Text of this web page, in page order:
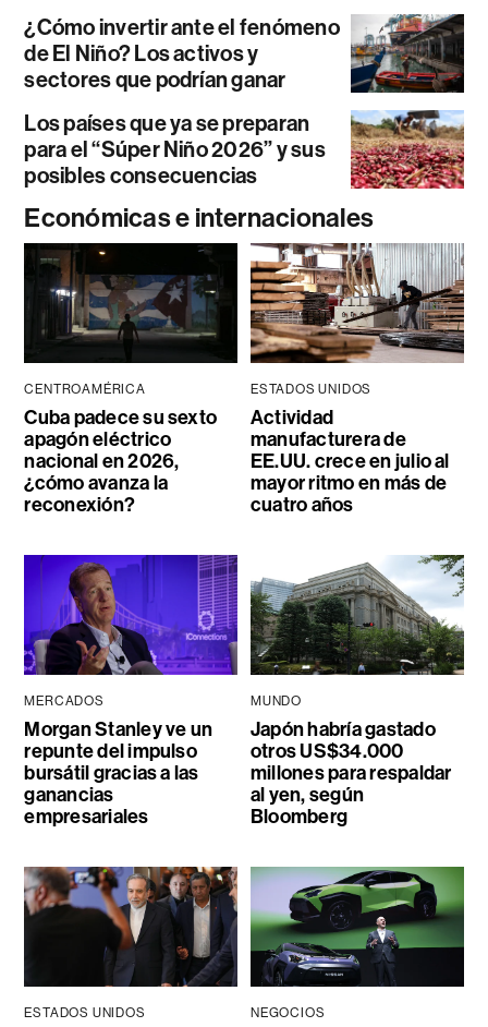
¿Cómo invertir ante el fenómeno
de El Niño? Los activos y
sectores que podrían ganar
Los países que ya se preparan
para el “Súper Niño 2026” y sus
posibles consecuencias
Económicas e internacionales
CENTROAMÉRICA
Cuba padece su sexto
apagón eléctrico
nacional en 2026,
¿cómo avanza la
reconexión?
ESTADOS UNIDOS
Actividad
manufacturera de
EE.UU. crece en julio al
mayor ritmo en más de
cuatro años
MERCADOS
Morgan Stanley ve un
repunte del impulso
bursátil gracias a las
ganancias
empresariales
MUNDO
Japón habría gastado
otros US$34.000
millones para respaldar
al yen, según
Bloomberg
ESTADOS UNIDOS NEGOCIOS